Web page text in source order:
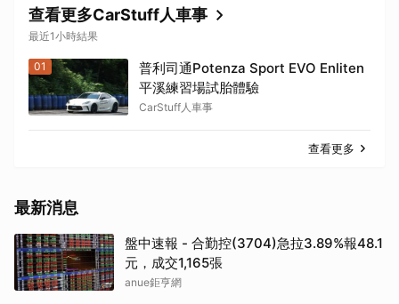
查看更多CarStuff人車事
最近1小時結果
01
普利司通Potenza Sport EVO Enliten
平溪練習場試胎體驗
CarStuff人車事
查看更多
最新消息
盤中速報 - 合勤控(3704)急拉3.89%報48.1
元，成交1,165張
anue鉅亨網